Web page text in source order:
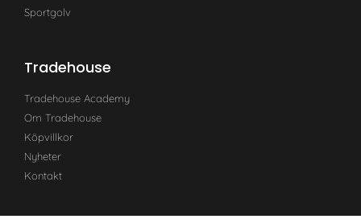
Sportgolv
Tradehouse
Tradehouse Academy
Om Tradehouse
Köpvillkor
Nyheter
Kontakt